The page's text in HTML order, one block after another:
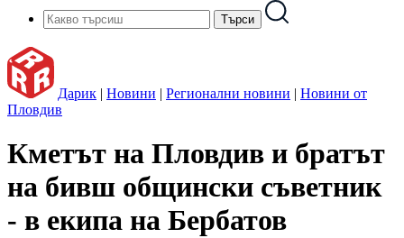
Дарик | Новини | Регионални новини | Новини от
Пловдив
Кметът на Пловдив и братът
на бивш общински съветник
- в екипа на Бербатов